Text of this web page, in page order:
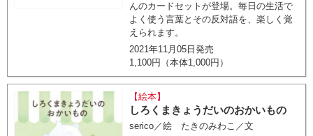
んのカードセットが登場。毎日の生活で
よく使う言葉とその反対語を、楽しく覚
えられます。
2021年11月05日発売
1,100円（本体1,000円）
【絵本】
しろくまきょうだいのおかいもの
serico／絵 たきのみわこ／文